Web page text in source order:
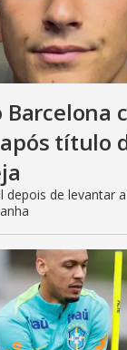
Barcelona
título
depois de levantar